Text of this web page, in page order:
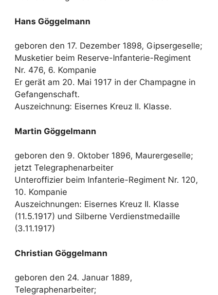
Hans Göggelmann
geboren den 17. Dezember 1898, Gipsergeselle;
Musketier beim Reserve-Infanterie-Regiment
Nr. 476, 6. Kompanie
Er gerät am 20. Mai 1917 in der Champagne in
Gefangenschaft.
Auszeichnung: Eisernes Kreuz II. Klasse.
Martin Göggelmann
geboren den 9. Oktober 1896, Maurergeselle;
jetzt Telegraphenarbeiter
Unteroffizier beim Infanterie-Regiment Nr. 120,
10. Kompanie
Auszeichnungen: Eisernes Kreuz II. Klasse
(11.5.1917) und Silberne Verdienstmedaille
(3.11.1917)
Christian Göggelmann
geboren den 24. Januar 1889,
Telegraphenarbeiter;